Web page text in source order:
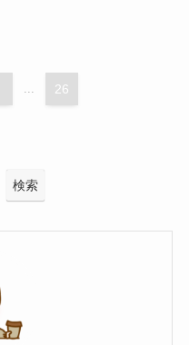
... 26
検索